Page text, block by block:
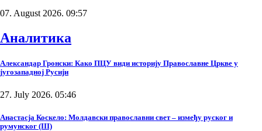
07. August 2026. 09:57
Аналитика
Александар Гронски: Како ПЦУ види историју Православне Цркве у
југозападној Русији
27. July 2026. 05:46
Анастасја Коскело: Молдавски православни свет – између руског и
румунског (III)